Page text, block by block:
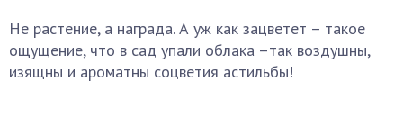
Не растение, а награда. А уж как зацветет – такое
ощущение, что в сад упали облака –так воздушны,
изящны и ароматны соцветия астильбы!